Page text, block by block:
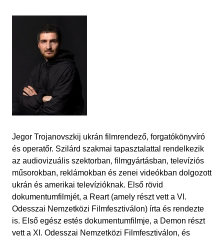
Jegor Trojanovszkij ukrán filmrendező, forgatókönyvíró
és operatőr. Szilárd szakmai tapasztalattal rendelkezik
az audiovizuális szektorban, filmgyártásban, televíziós
műsorokban, reklámokban és zenei videókban dolgozott
ukrán és amerikai televízióknak. Első rövid
dokumentumfilmjét, a Reart (amely részt vett a VI.
Odesszai Nemzetközi Filmfesztiválon) írta és rendezte
is. Első egész estés dokumentumfilmje, a Demon részt
vett a XI. Odesszai Nemzetközi Filmfesztiválon, és